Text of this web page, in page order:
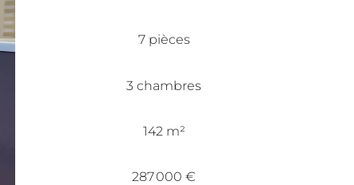
7 pièces
3 chambres
142 m²
287 000 €